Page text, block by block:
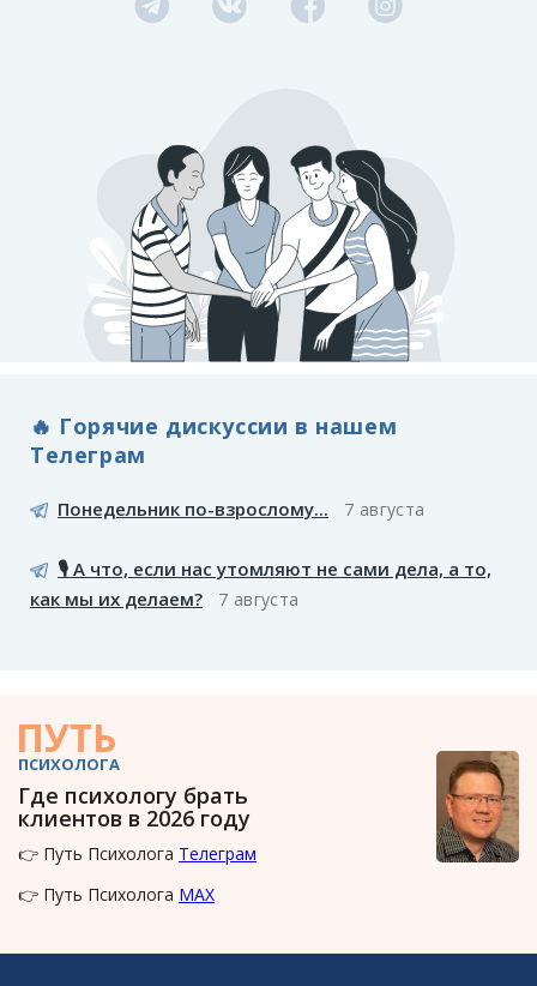
🔥 Горячие дискуссии в нашем
Телеграм
Понедельник по-взрослому... 7 августа
🎙️ А что, если нас утомляют не сами дела, а то,
как мы их делаем?
7 августа
ПУТЬ
ПСИХОЛОГА
Где психологу брать
клиентов в 2026 году
👉 Путь Психолога Телеграм
👉 Путь Психолога MAX